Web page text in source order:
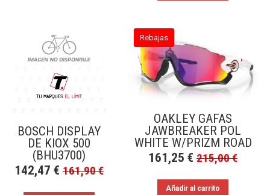
BOSCH DISPLAY
DE KIOX 500
(BHU3700)
142,47 € 161,90€
Rebajas
OAKLEY GAFAS
JAWBREAKER POL
WHITE W/PRIZM ROAD
161,25 € 215,00€
Añadir al carrito